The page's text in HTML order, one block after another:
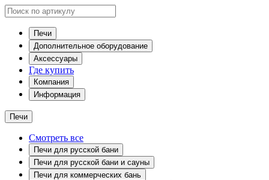
Печи
Дополнительное оборудование
Аксессуары
Где купить
Компания
Информация
Печи
Смотреть все
Печи для русской бани
Печи для русской бани и сауны
Печи для коммерческих бань